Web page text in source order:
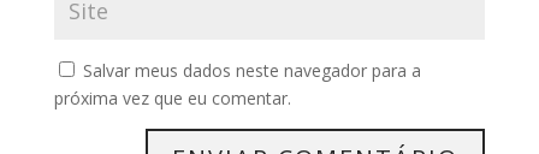
Salvar meus dados neste navegador para a
próxima vez que eu comentar.